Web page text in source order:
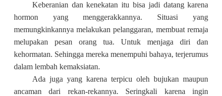
Keberanian dan kenekatan itu bisa jadi datang karena
hormon yang menggerakkannya. Situasi yang
memungkinkannya melakukan pelanggaran, membuat remaja
melupakan pesan orang tua. Untuk menjaga diri dan
kehormatan. Sehingga mereka menempuhi bahaya, terjerumus
dalam lembah kemaksiatan.
Ada juga yang karena terpicu oleh bujukan maupun
ancaman dari rekan-rekannya. Seringkali karena ingin